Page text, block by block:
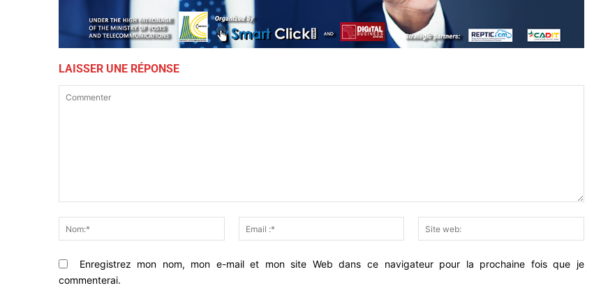
LAISSER UNE RÉPONSE
Nom:*
Email
:*
web:
Enregistrez mon nom, mon e-mail et mon site Web dans ce navigateur pour la prochaine fois que je
commenterai.